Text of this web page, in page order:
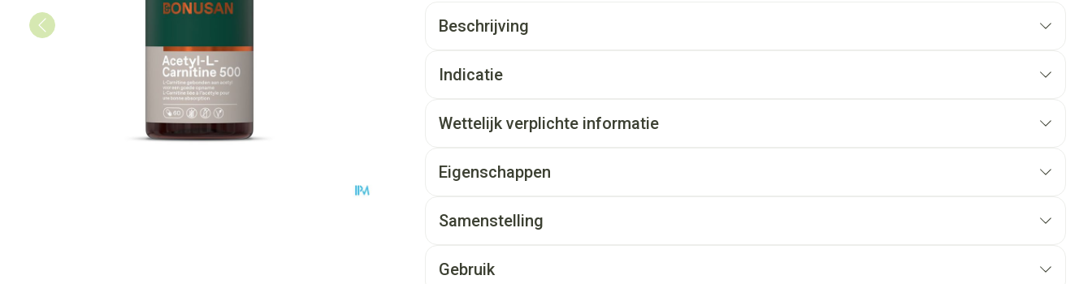
Beschrijving
Indicatie
Wettelijk verplichte informatie
Eigenschappen
Samenstelling
Gebruik